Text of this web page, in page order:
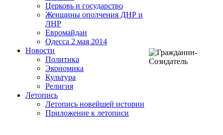
Церковь и государство
Женщины ополчения ДНР и
ЛНР
Евромайдан
Одесса 2 мая 2014
Новости
Политика
Экономика
Культура
Религия
Летопись
Летопись новейшей истории
Приложение к летописи